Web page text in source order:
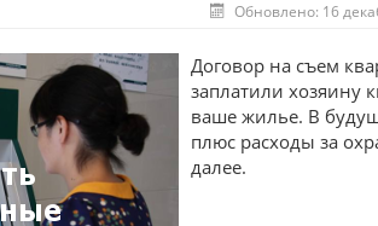
Обновлено: 16
Договор на съем
заплатили хозяину
ваше жилье. В
плюс расходы за
далее.